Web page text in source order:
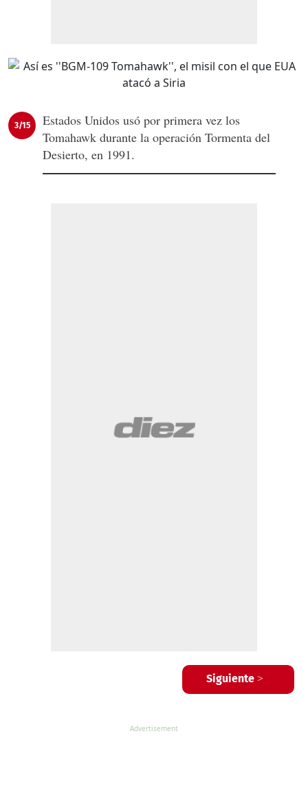
3/15
Estados Unidos usó por primera vez los
Tomahawk durante la operación Tormenta del
Desierto, en 1991.
Siguiente >